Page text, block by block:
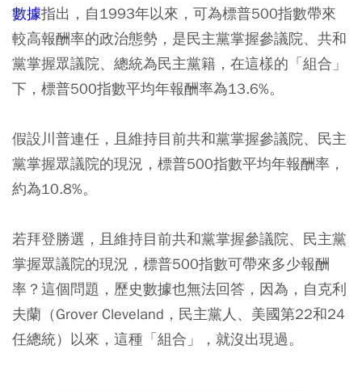
數據指出，自1993年以來，可為標普500指數帶來
較高報酬率的政治態勢，是民主黨掌握參議院、共和
黨掌握眾議院、總統為民主黨籍，在這樣的「組合」
下，標普500指數平均年報酬率為13.6%。
假設川普連任，且維持目前共和黨掌握參議院、民主
黨掌握眾議院的現況，標普500指數平均年報酬率，
約為10.8%。
若拜登勝選，且維持目前共和黨掌握參議院、民主黨
掌握眾議院的現況，標普500指數可帶來多少報酬
率？這個問題，歷史數據也無法回答，因為，自克利
夫蘭（Grover Cleveland，民主黨人、美國第22和24
任總統）以來，這種「組合」，就沒出現過。